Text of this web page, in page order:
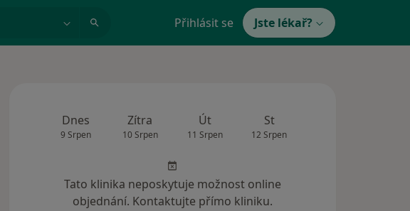
Přihlásit se Jste lékař?
Dnes
9 Srpen
Zítra
10 Srpen
Út
11 Srpen
St
12 Srpen
Tato klinika neposkytuje možnost online
objednání. Kontaktujte přímo kliniku.